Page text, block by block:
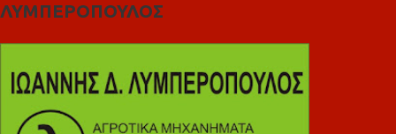
ΛΥΜΠΕΡΟΠΟΥΛΟΣ